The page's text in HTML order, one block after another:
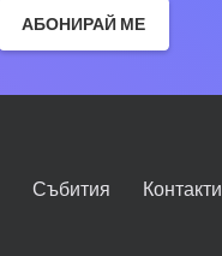
АБОНИРАЙ МЕ
Събития Контакти